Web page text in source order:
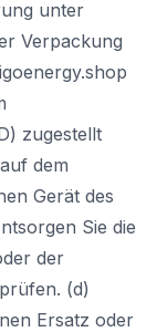
unter
Verpackung
zugestellt
dem
Gerät des
Sie die
der
(d)
Ersatz oder